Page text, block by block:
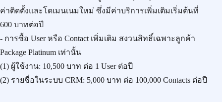
ค่าติดตั้งและโดเมนเนมใหม่ ซึ่งมีค่าบริการเพิ่มเติมเริ่มต้นที่
600 บาทต่อปี
- การซื้อ User หรือ Contact เพิ่มเติม สงวนสิทธิ์เฉพาะลูกค้า
Package Platinum เท่านั้น
(1) ผู้ใช้งาน: 10,500 บาท ต่อ 1 User ต่อปี
(2) รายชื่อในระบบ CRM: 5,000 บาท ต่อ 100,000 Contacts ต่อปี